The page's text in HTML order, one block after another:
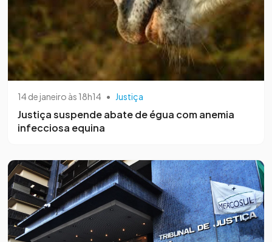
14 de janeiro às 18h14 • Justiça
Justiça suspende abate de égua com anemia
infecciosa equina